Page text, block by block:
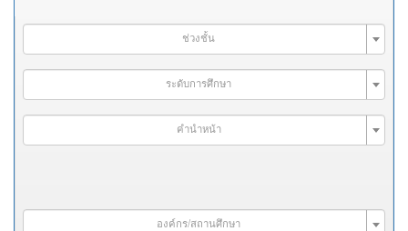
ช่วงชั้น
ระดับการศึกษา
คำนำหน้า
องค์กร/สถานศึกษา